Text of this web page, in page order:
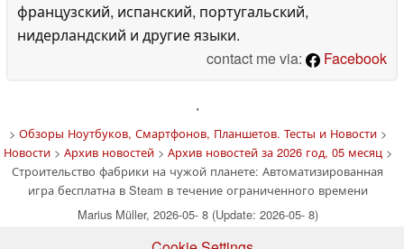
французский, испанский, португальский,
нидерландский и другие языки.
contact me via:
Facebook
'
> Обзоры Ноутбуков, Смартфонов, Планшетов. Тесты и Новости>
Новости> Архив новостей> Архив новостей за 2026 год, 05 месяц>
Строительство фабрики на чужой планете: Автоматизированная
игра бесплатна в Steam в течение ограниченного времени
Marius Müller, 2026-05- 8 (Update: 2026-05- 8)